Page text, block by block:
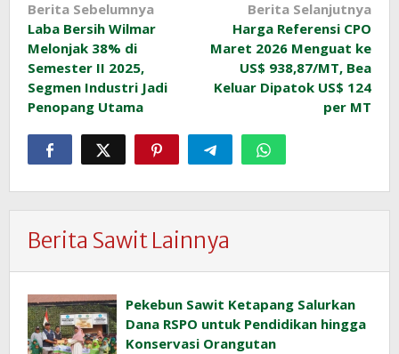
Navigasi
pos
Berita Sebelumnya
Laba Bersih Wilmar
Melonjak 38% di
Semester II 2025,
Segmen Industri Jadi
Penopang Utama
Berita Selanjutnya
Harga Referensi CPO
Maret 2026 Menguat ke
US$ 938,87/MT, Bea
Keluar Dipatok US$ 124
per MT
Berita Sawit Lainnya
Pekebun Sawit Ketapang Salurkan
Dana RSPO untuk Pendidikan hingga
Konservasi Orangutan